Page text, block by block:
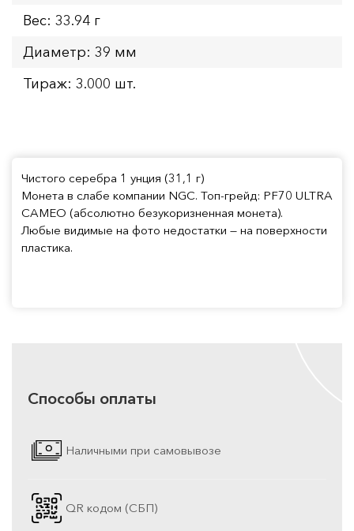
Вес: 33.94 г
Диаметр: 39 мм
Тираж: 3.000 шт.
Чистого серебра 1 унция (31,1 г)
Монета в слабе компании NGC. Топ-грейд: PF70 ULTRA
CAMEO (абсолютно безукоризненная монета).
Любые видимые на фото недостатки — на поверхности
пластика.
Способы оплаты
Наличными при самовывозе
QR кодом (СБП)